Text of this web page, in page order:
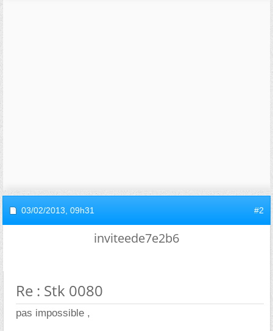
03/02/2013, 09h31 #2
inviteede7e2b6
Re : Stk 0080
pas impossible ,